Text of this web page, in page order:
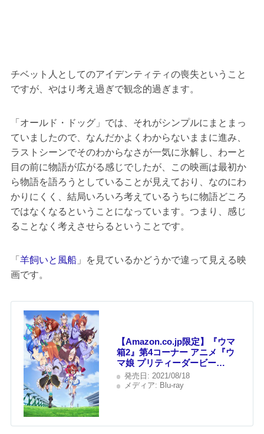
チベット人としてのアイデンティティの喪失ということ
ですが、やはり考え過ぎで観念的過ぎます。
「オールド・ドッグ」では、それがシンプルにまとまっ
ていましたので、なんだかよくわからないままに進み、
ラストシーンでそのわからなさが一気に氷解し、わーと
目の前に物語が広がる感じでしたが、この映画は最初か
ら物語を語ろうとしていることが見えており、なのにわ
かりにくく、結局いろいろ考えているうちに物語どころ
ではなくなるということになっています。つまり、感じ
ることなく考えさせらるということです。
「 羊飼いと風船」を見ているかどうかで違って見える映
画です。
【Amazon.co.jp限定】『ウマ
箱2』第4コーナー アニメ『ウ
マ娘 プリティーダービー
Season 2』トレーナーズBOX)
(全巻購入特典「映像特典
発売日: 2021/08/18
メディア: Blu-ray